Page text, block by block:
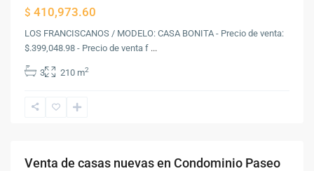
$ 410,973.60
LOS FRANCISCANOS / MODELO: CASA BONITA - Precio de venta:
$.399,048.98 - Precio de venta f ...
3 210 m2
Antigua
Antigua
Venta
Venta de casas nuevas en Condominio Paseo